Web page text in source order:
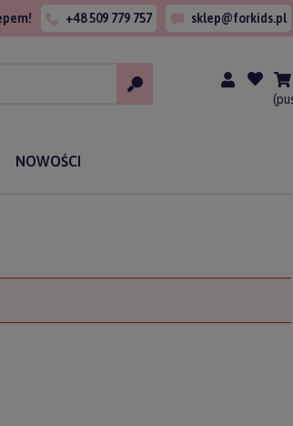
+48 509 779 757 sklep@forkids.pl
NOWOŚCI